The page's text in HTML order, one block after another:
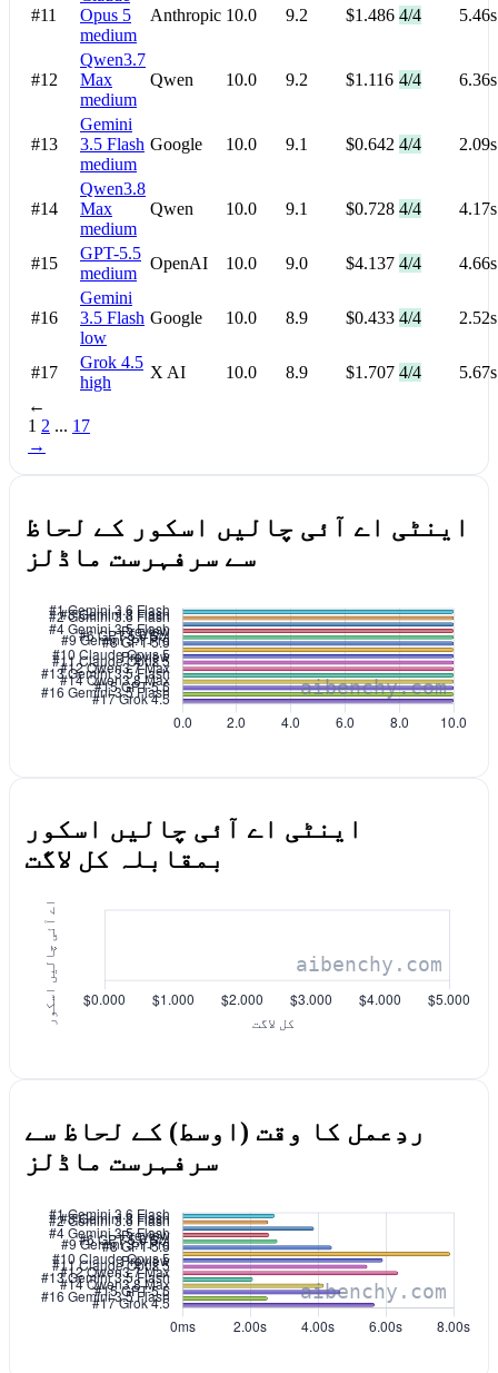
#11
Opus 5
medium
Anthropic 10.0 9.2 $1.486 4/4 5.46s
#12
Qwen3.7
Max
medium
Qwen 10.0 9.2 $1.116 4/4 6.36s
#13
Gemini
3.5 Flash
medium
Google 10.0 9.1 $0.642 4/4 2.09s
#14
Qwen3.8
Max
medium
Qwen 10.0 9.1 $0.728 4/4 4.17s
#15
GPT-5.5
medium
OpenAI 10.0 9.0 $4.137 4/4 4.66s
#16
Gemini
3.5 Flash
low
Google 10.0 8.9 $0.433 4/4 2.52s
#17
Grok 4.5
high
X AI 10.0 8.9 $1.707 4/4
5.67s
←
1 2 ... 17
→
اینٹی اے آئی چالیں اسکور کے لحاظ
سے سرفہرست ماڈلز
اینٹی اے آئی چالیں اسکور
بمقابلہ کل لاگت
ردِعمل کا وقت (اوسط) کے لحاظ سے
سرفہرست ماڈلز